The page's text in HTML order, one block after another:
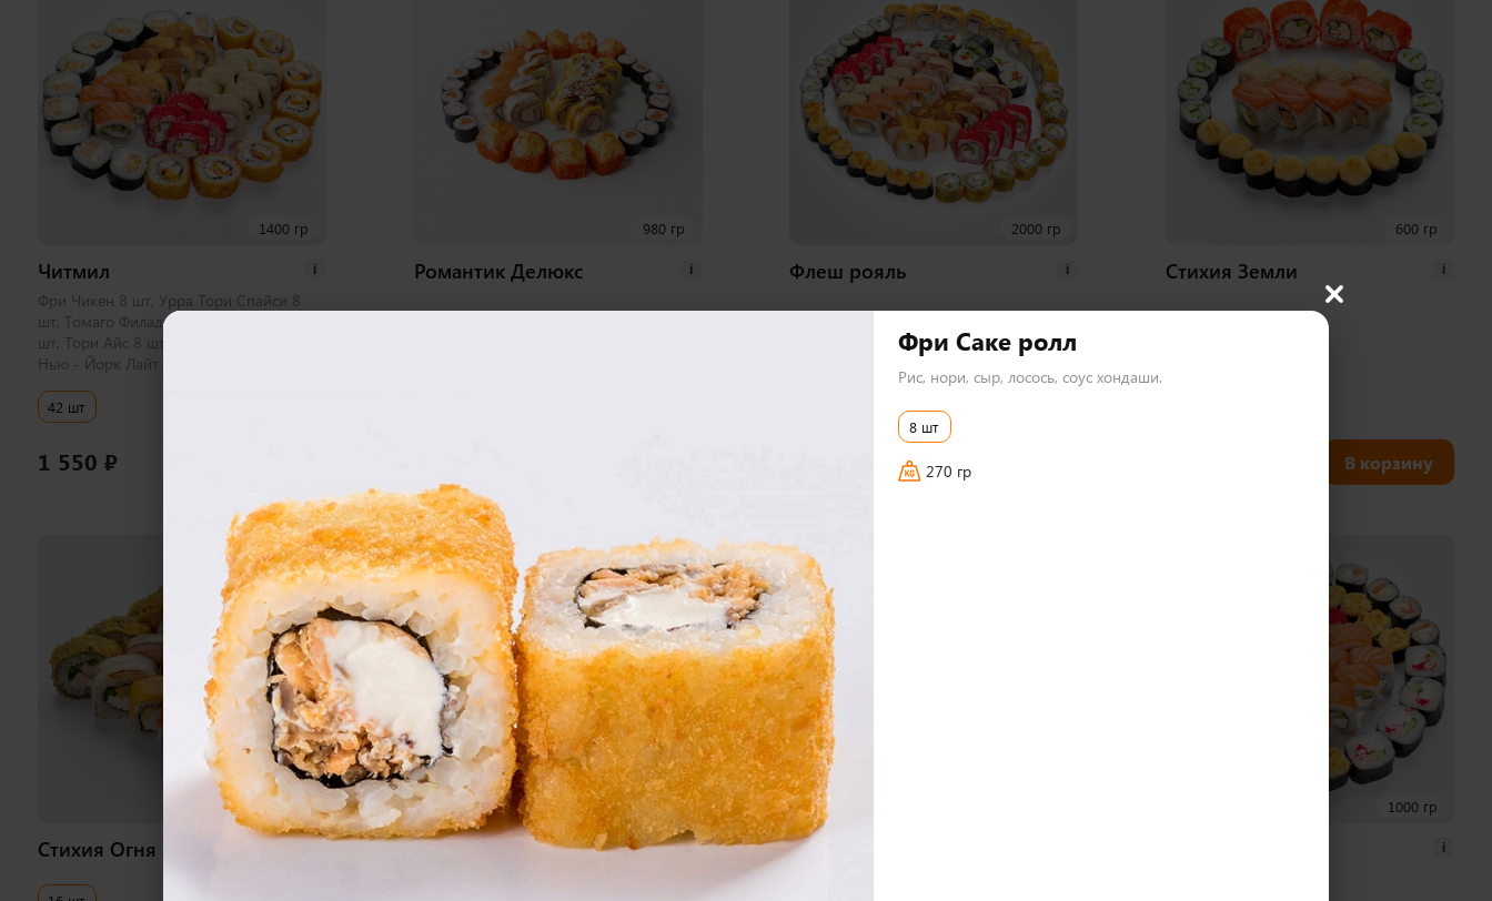
1400 гр
Читмил i
Фри Чикен 8 шт, Урра Тори Спайси 8
шт, Томаго Филадельфия Футомаки 10
шт, Тори Айс 8 шт, Калифорния 4 шт,
Нью - Йорк Лайт 4 шт.
42 шт
1 550 ₽
980 гр
Романтик Делюкс i
2000 гр
Флеш рояль i
600 гр
Стихия Земли i
В корзину
500 гр
Стихия Огня
600 гр
Стихия Воды i Стихия Воздуха
1000 гр
i
Фри Саке ролл
Рис, нори, сыр, лосось, соус хондаши.
8 шт
270 гр